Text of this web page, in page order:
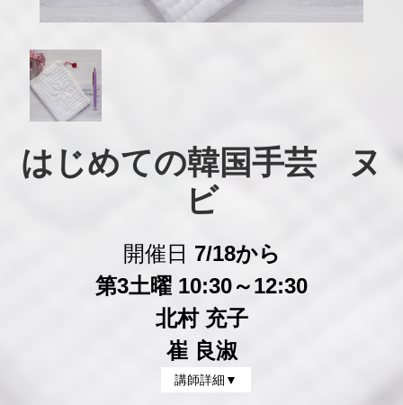
はじめての韓国手芸　ヌ
ビ
開催日 7/18から
第3土曜 10:30～12:30
北村 充子
崔 良淑
講師詳細▼